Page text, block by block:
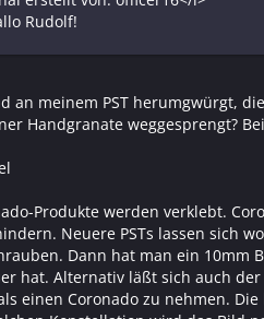
Rudolf!
an meinem PST herumgwürgt,
Handgranate weggesprengt?
Produkte werden verklebt.
Neuere PSTs lassen sich
Dann hat man ein 10mm
hat. Alternativ läßt sich auch
einen Coronado zu nehmen.